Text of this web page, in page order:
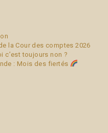
la Cour des comptes 2026
c’est toujours non ?
: Mois des fiertés